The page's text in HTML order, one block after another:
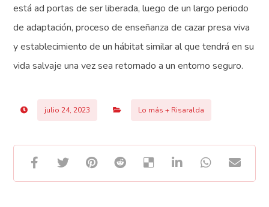
está ad portas de ser liberada, luego de un largo periodo
de adaptación, proceso de enseñanza de cazar presa viva
y establecimiento de un hábitat similar al que tendrá en su
vida salvaje una vez sea retornado a un entorno seguro.
julio 24, 2023 Lo más + Risaralda